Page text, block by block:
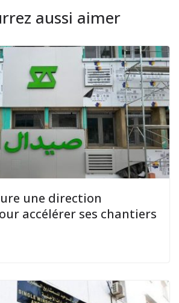
aussi aimer
une direction
accélérer ses chantiers